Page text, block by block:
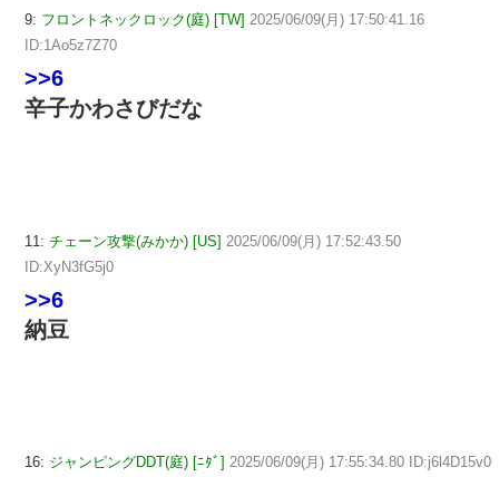
9: フロントネックロック(庭) [TW] 2025/06/09(月) 17:50:41.16
ID:1Ao5z7Z70
>>6
辛子かわさびだな
11: チェーン攻撃(みかか) [US] 2025/06/09(月) 17:52:43.50
ID:XyN3fG5j0
>>6
納豆
16: ジャンピングDDT(庭) [ﾆﾀﾞ] 2025/06/09(月) 17:55:34.80 ID:j6l4D15v0